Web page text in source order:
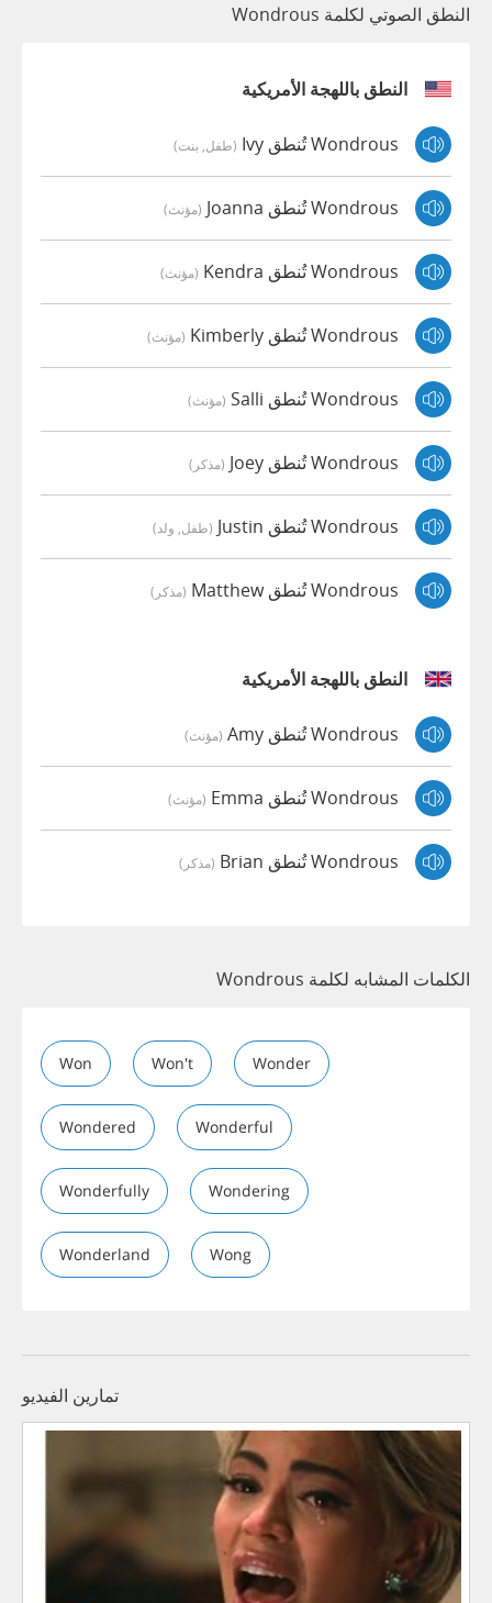
النطق الصوتي لكلمة Wondrous
النطق باللهجة الأمريكية
Wondrous تُنطق Ivy (طفل, بنت)
Wondrous تُنطق Joanna (مؤنث)
Wondrous تُنطق Kendra (مؤنث)
Wondrous تُنطق Kimberly (مؤنث)
Wondrous تُنطق Salli (مؤنث)
Wondrous تُنطق Joey (مذكر)
Wondrous تُنطق Justin (طفل, ولد)
Wondrous تُنطق Matthew (مذكر)
النطق باللهجة الأمريكية
Wondrous تُنطق Amy (مؤنث)
Wondrous تُنطق Emma (مؤنث)
Wondrous تُنطق Brian (مذكر)
الكلمات المشابه لكلمة Wondrous
Won Won't Wonder
Wondered Wonderful
Wonderfully Wondering
Wonderland Wong
تمارين الفيديو